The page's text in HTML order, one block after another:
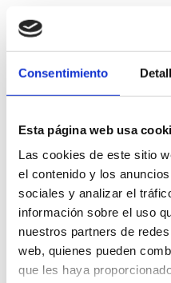
Consentimiento
Esta página web usa
Las cookies de este sitio
el contenido y los
sociales y analizar el
información sobre el uso
nuestros partners de
web, quienes pueden
que les haya